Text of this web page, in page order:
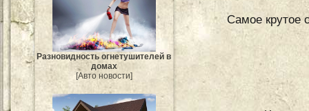
Разновидность огнетушителей в
домах
[Авто новости]
Самое крутое